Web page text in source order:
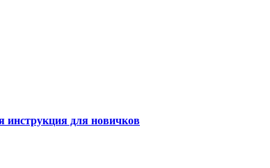
инструкция для новичков